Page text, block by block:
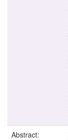
Abstract: